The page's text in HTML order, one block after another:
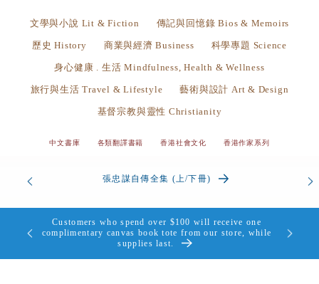
文學與小說 Lit & Fiction 傳記與回憶錄 Bios & Memoirs
歷史 History 商業與經濟 Business 科學專題 Science
身心健康 . 生活 Mindfulness, Health & Wellness
旅行與生活 Travel & Lifestyle 藝術與設計 Art & Design
基督宗教與靈性 Christianity
中文書庫 各類翻譯書籍 香港社會文化 香港作家系列
Heart
張忠謀自傳全集 (上/下冊)
送完即
Customers who spend over $100 will receive one
complimentary canvas book tote from our store, while
supplies last.